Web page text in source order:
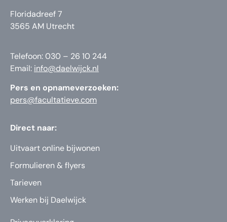
Floridadreef 7
3565 AM Utrecht
Telefoon: 030 – 26 10 244
Email: info@daelwijck.nl
Pers en opnameverzoeken:
pers@facultatieve.com
Direct naar:
Uitvaart online bijwonen
Formulieren & flyers
Tarieven
Werken bij Daelwijck